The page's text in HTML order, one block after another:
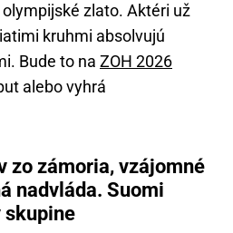
zlato. Aktéri už
kruhmi absolvujú
Bude to na ZOH 2026
alebo vyhrá
zo zámoria, vzájomné
nadvláda. Suomi
skupine